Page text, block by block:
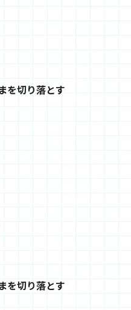
を切り落とす
を切り落とす